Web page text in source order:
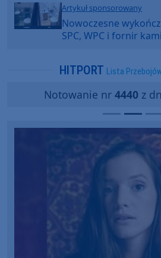
Artykuł sponsorowany
Nowoczesne
SPC, WPC i fornir
HITPORT Lista
Notowanie nr 4440 z